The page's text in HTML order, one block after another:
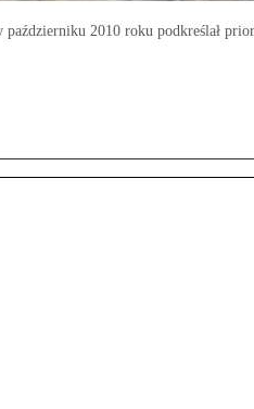
2010 roku podkreślał